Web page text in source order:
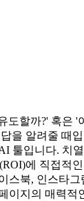
할까?' 혹
을 알려줄 때
툴입니다. 치
에 직접
북, 인스타
지의 매력